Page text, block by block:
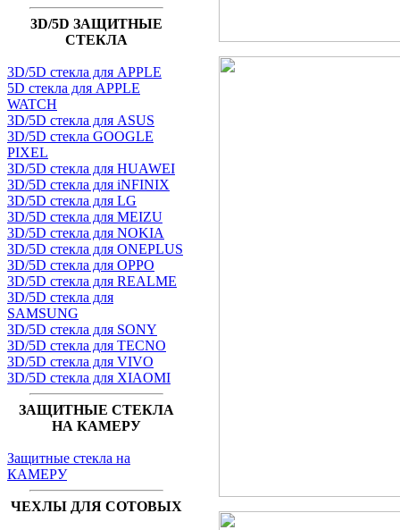
3D/5D ЗАЩИТНЫЕ
СТЕКЛА
3D/5D стекла для APPLE
5D стекла для APPLE
WATCH
3D/5D стекла для ASUS
3D/5D стекла GOOGLE
PIXEL
3D/5D стекла для HUAWEI
3D/5D стекла для iNFINIX
3D/5D стекла для LG
3D/5D стекла для MEIZU
3D/5D стекла для NOKIA
3D/5D стекла для ONEPLUS
3D/5D стекла для OPPO
3D/5D стекла для REALME
3D/5D стекла для
SAMSUNG
3D/5D стекла для SONY
3D/5D стекла для TECNO
3D/5D стекла для VIVO
3D/5D стекла для XIAOMI
ЗАЩИТНЫЕ СТЕКЛА
НА КАМЕРУ
Защитные стекла на
КАМЕРУ
ЧЕХЛЫ ДЛЯ СОТОВЫХ